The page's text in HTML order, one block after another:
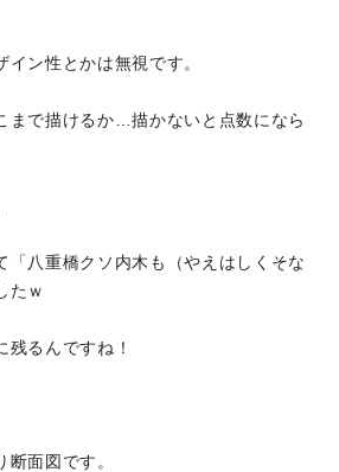
ン性とかは無視です。
まで描けるか…描かないと点数になら
「八重橋クソ内木も（やえはしくそな
たｗ
残るんですね！
断面図です。